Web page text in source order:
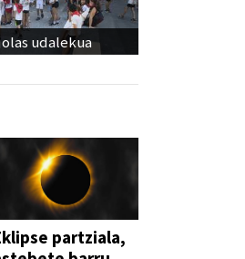
udalekua
partziala,